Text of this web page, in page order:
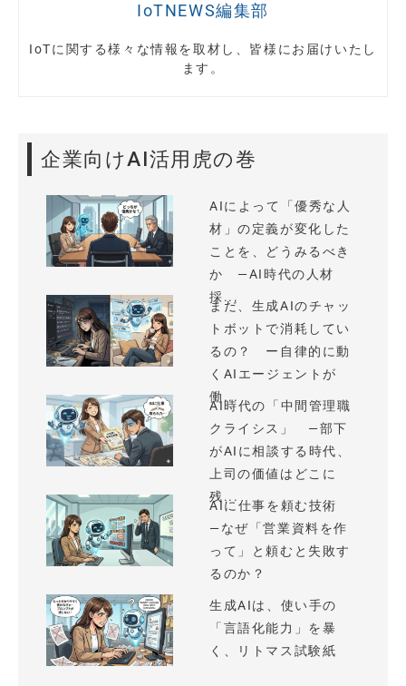
IoTNEWS編集部
IoTに関する様々な情報を取材し、皆様にお届けいたし
ます。
企業向けAI活用虎の巻
AIによって「優秀な人
材」の定義が変化した
ことを、どうみるべき
か —AI時代の人材
採...
まだ、生成AIのチャッ
トボットで消耗してい
るの？ ー自律的に動
くAIエージェントが
働...
AI時代の「中間管理職
クライシス」 —部下
がAIに相談する時代、
上司の価値はどこに
残...
AIに仕事を頼む技術
—なぜ「営業資料を作
って」と頼むと失敗す
るのか？
生成AIは、使い手の
「言語化能力」を暴
く、リトマス試験紙